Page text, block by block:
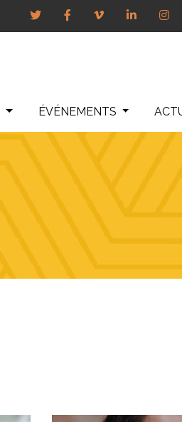
ÉVÉNEMENTS